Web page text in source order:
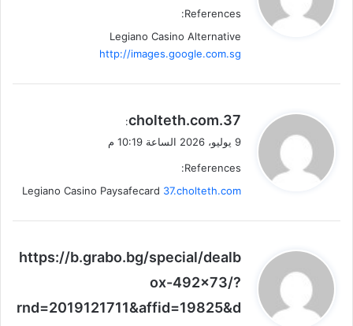
ل
References:
Legiano Casino Alternative
http://images.google.com.sg
ي
ل
37.cholteth.com
:
9 يوليو، 2026 الساعة 10:19 م
References:
Legiano Casino Paysafecard 37.cholteth.com
ي
و
ل
https://b.grabo.bg/special/dealb
ox-492x73/?
rnd=2019121711&affid=19825&d